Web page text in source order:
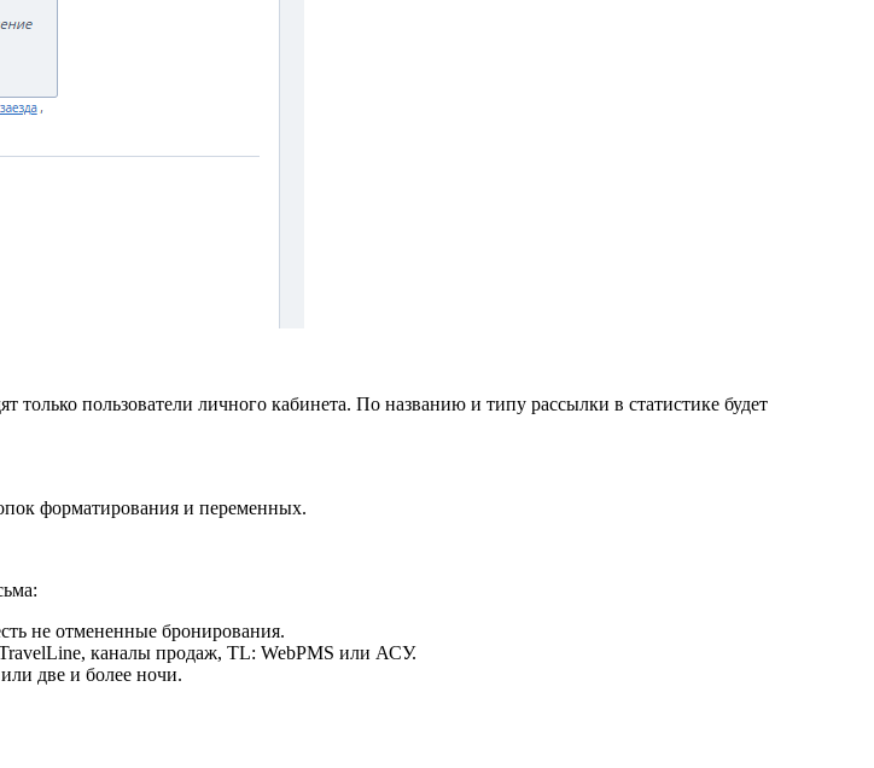
пользователи личного кабинета. По названию и типу рассылки в статистике будет
форматирования и переменных.
не отмененные бронирования.
каналы продаж, TL: WebPMS или АСУ.
две и более ночи.